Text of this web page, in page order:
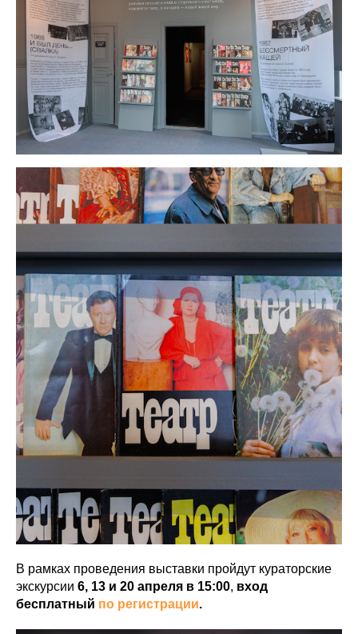
В рамках проведения выставки пройдут кураторские
экскурсии 6, 13 и 20 апреля в 15:00, вход
бесплатный по регистрации.